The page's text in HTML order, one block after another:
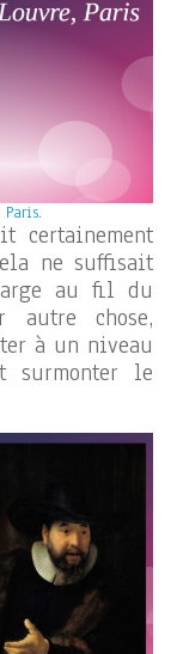
certainement
ne suffisait
au fil du
chose,
à un niveau
surmonter le